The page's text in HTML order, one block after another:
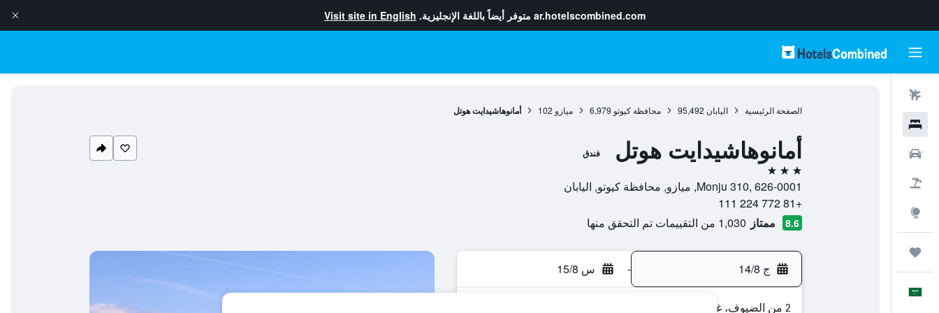
ar.hotelscombined.com متوفر أيضاً باللغة الإنجليزية. Visit site in English
الصفحة الرئيسية اليابان 95,492 محافظة كيوتو 6,979 ميازو 102 أمانوهاشيدايت هوتل
أمانوهاشيدايت هوتل فندق
3 نجوم
Monju 310, 626-0001, ميازو, محافظة كيوتو, اليابان
+81 772 224 111
8.6 ممتاز 1,030 من التقييمات تم التحقق منها
ج 14/8 - س 15/8
2 من الضيوف، غرفة واحدة